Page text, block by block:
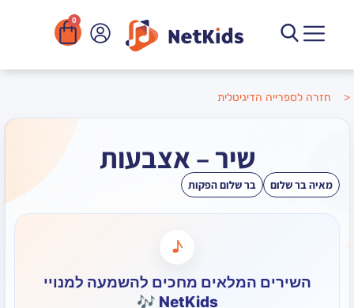
שיר – אצבעות
בר שלום הפקות
המלאים מחכים להשמעה למנויי